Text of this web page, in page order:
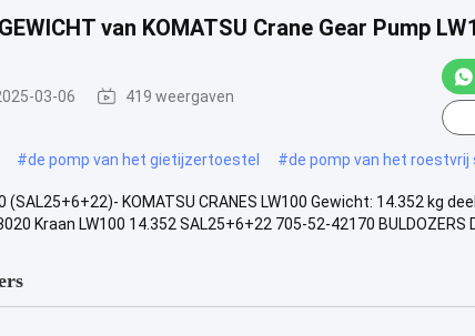
van KOMATSU Crane Gear Pump
03-06 419 weergaven
#de pomp van het gietijzertoestel #de pomp van het
(SAL25+6+22)- KOMATSU CRANES LW100 Gewicht: 14.352 kg
Kraan LW100 14.352 SAL25+6+22 705-52-42170 BULDOZERS